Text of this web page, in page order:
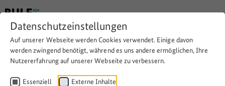
Datenschutzeinstellungen
Auf unserer Webseite werden Cookies verwendet. Einige davon
werden zwingend benötigt, während es uns andere ermöglichen, Ihre
Nutzererfahrung auf unserer Webseite zu verbessern.
Essenziell Externe Inhalte
Ein Begegnungsraum